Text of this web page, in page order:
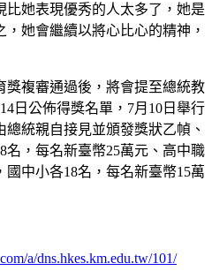
她表現優秀的人太多了，她是
她會繼續以將心比心的精神，
複審通過後，將會提至總統教
日公佈得獎名單，7月10日舉行
統親自接見並頒發獎狀乙幀、
名，每名新臺幣25萬元、高中職
國中小各18名，每名新臺幣15萬
a/dns.hkes.km.edu.tw/101/